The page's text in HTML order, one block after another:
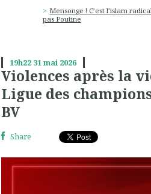
Mensonge ! C’est l’islam
pas Poutine
19h22 31mai 2026
Violences après la
Ligue des
BV
Share